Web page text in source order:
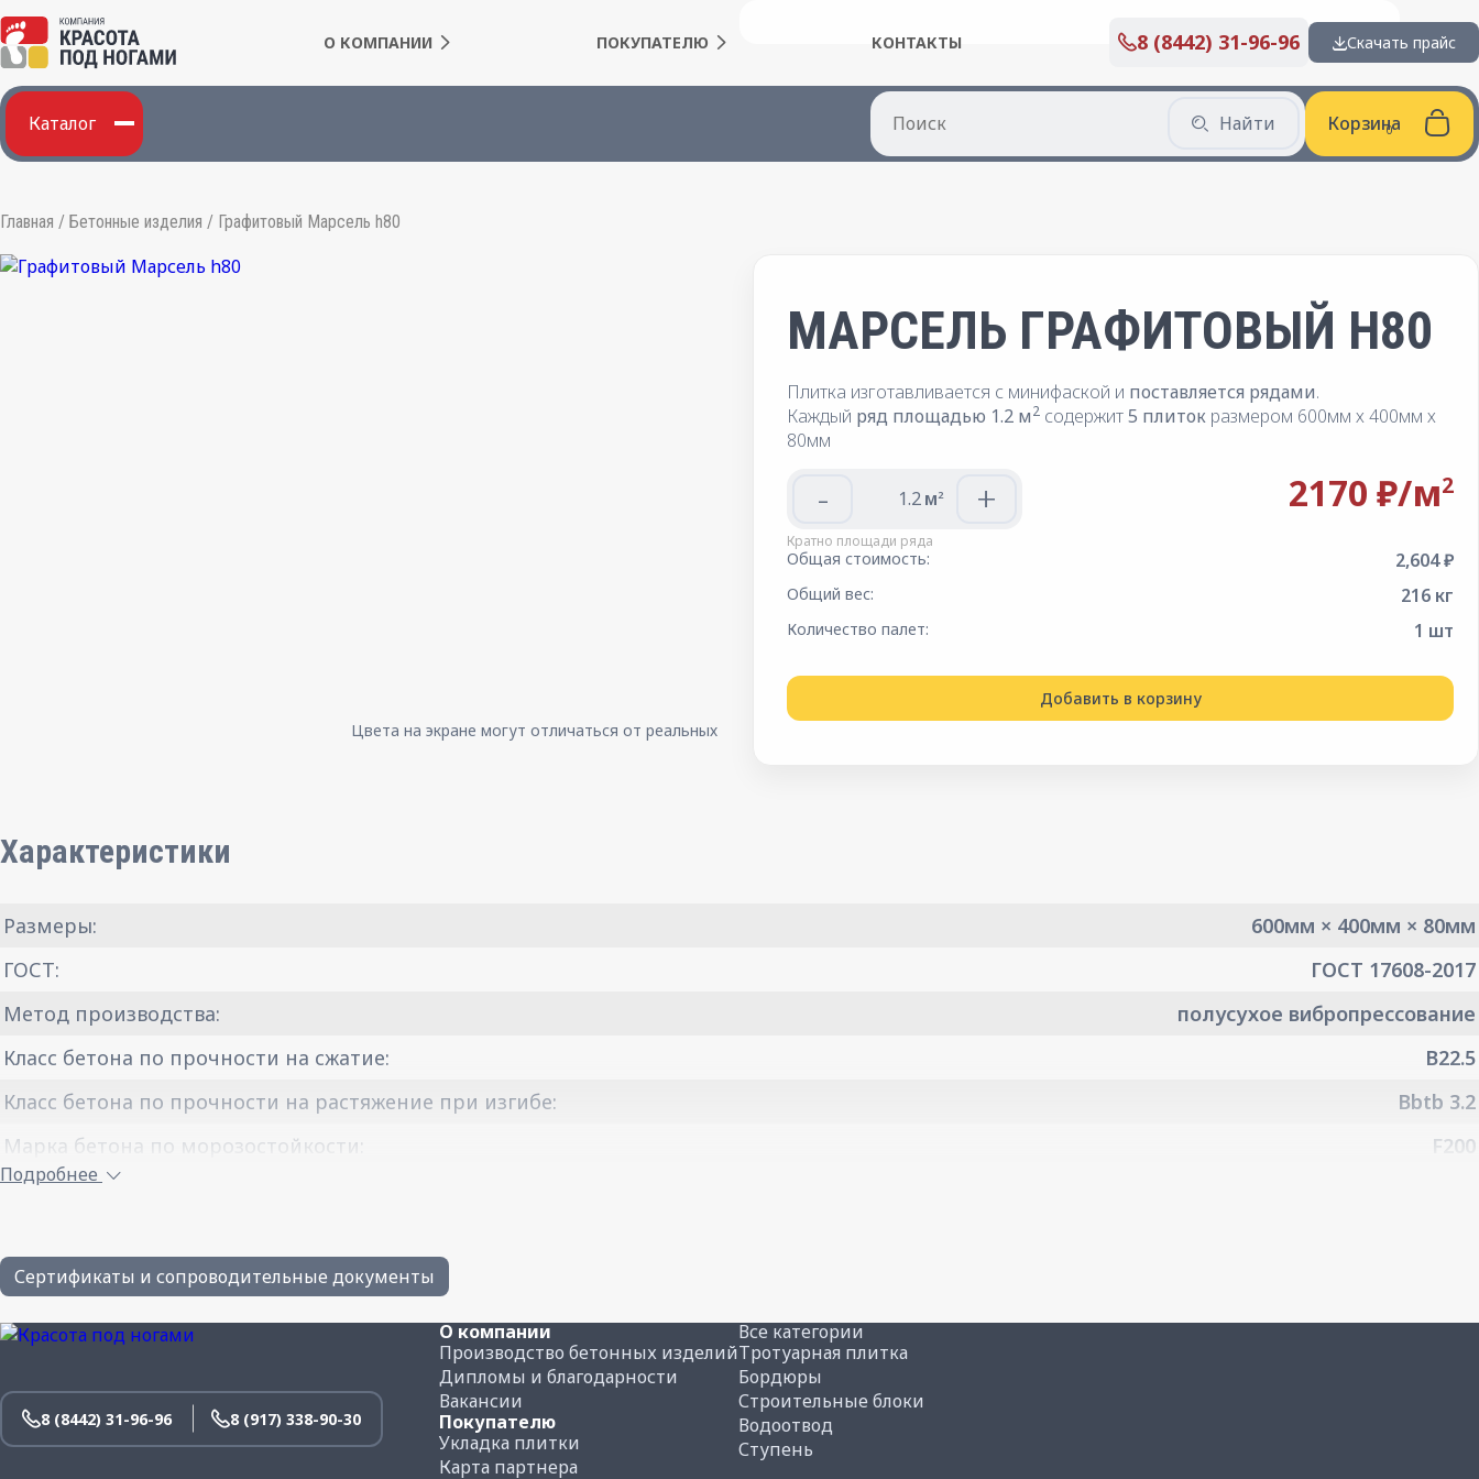
О КОМПАНИИ ПОКУПАТЕЛЮ КОНТАКТЫ 8 (8442) 31-96-96 Скачать прайс
Каталог Найти Корзина
Главная / Бетонные изделия / Графитовый Марсель h80
Цвета на экране могут отличаться от реальных
МАРСЕЛЬ ГРАФИТОВЫЙ H80
Плитка изготавливается с минифаской и поставляется рядами.
Каждый ряд площадью 1.2 м2 содержит5 плиток размером 600мм х 400мм х
80мм
- м2 +
Кратно площади ряда
2170 ₽/м2
Общая стоимость: 2,604 ₽
Общий вес: 216 кг
Количество палет: 1 шт
Добавить в корзину
Характеристики
Размеры:
600мм × 400мм × 80мм
ГОСТ:
ГОСТ 17608-2017
Метод производства:
полусухое вибропрессование
Класс бетона по прочности на сжатие:
B22.5
Класс бетона по прочности на растяжение при изгибе:
Bbtb 3.2
Марка бетона по морозостойкости:
F200
Водопоглощение не более:
Плотность бетона:
Вес 1-го м² плитки, кг:
180
Количество плитки на поддоне, м²:
Вес поддона с плиткой, кг:
Подробнее
Сертификаты и сопроводительные документы
8 (8442) 31-96-96 8 (917) 338-90-30
О компании
Производство бетонных изделий
Дипломы и благодарности
Вакансии
Покупателю
Укладка плитки
Карта партнера
Все категории
Тротуарная плитка
Бордюры
Строительные блоки
Водоотвод
Ступень